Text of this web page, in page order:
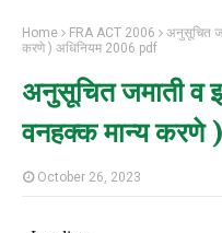
Home FRA ACT 2006
अनुसूचित
करणे ) अधिनियम 2006 pdf
अनुसूचित जमाती व
वनहक्क मान्य
October 26, 2023